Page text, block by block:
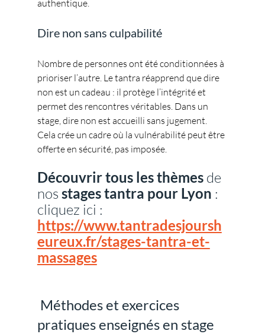
authentique.
Dire non sans culpabilité
Nombre de personnes ont été conditionnées à
prioriser l’autre. Le tantra réapprend que dire
non est un cadeau : il protège l’intégrité et
permet des rencontres véritables. Dans un
stage, dire non est accueilli sans jugement.
Cela crée un cadre où la vulnérabilité peut être
offerte en sécurité, pas imposée.
Découvrir tous les thèmes de
nos stages tantra pour Lyon :
cliquez ici :
https://www.tantradesjoursh
eureux.fr/stages-tantra-et-
massages
pratiques enseignés en stage